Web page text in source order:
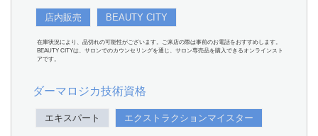
店内販売 BEAUTY CITY
在庫状況により、品切れの可能性がございます。ご来店の際は事前のお電話をおすすめします。
BEAUTY CITYは、サロンでのカウンセリングを通じ、サロン専売品を購入できるオンラインスト
アです。
ダーマロジカ技術資格
エキスパート エクストラクションマイスター